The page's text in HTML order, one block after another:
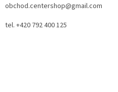
obchod.centershop@gmail.com
tel. +420 792 400 125